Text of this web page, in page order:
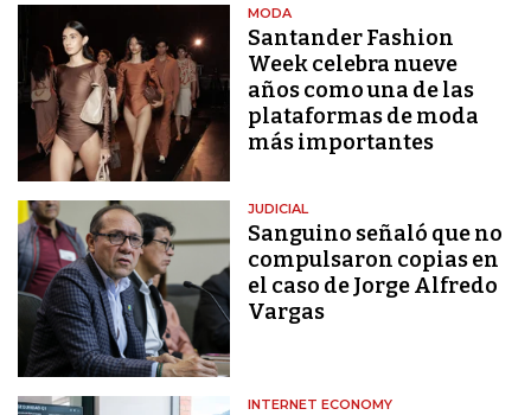
MODA
Santander Fashion
Week celebra nueve
años como una de las
plataformas de moda
más importantes
JUDICIAL
Sanguino señaló que no
compulsaron copias en
el caso de Jorge Alfredo
Vargas
INTERNET ECONOMY